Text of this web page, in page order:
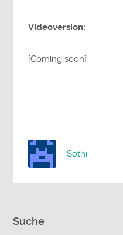
Videoversion:
[Coming soon]
Sothi
Suche